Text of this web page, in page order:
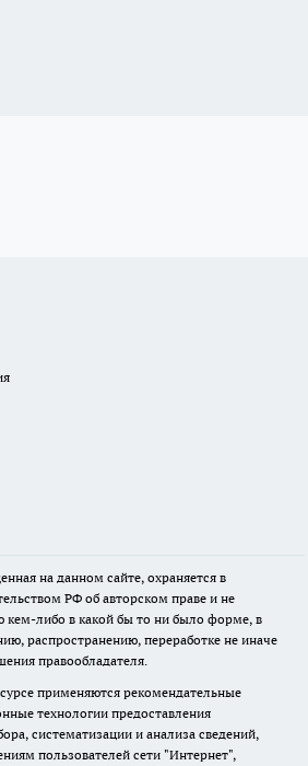
на данном сайте, охраняется в
РФ об авторском праве и не
кем-либо в какой бы то ни было форме, в
распространению, переработке не иначе
правообладателя.
применяются рекомендательные
технологии предоставления
систематизации и анализа сведений,
пользователей сети "Интернет",